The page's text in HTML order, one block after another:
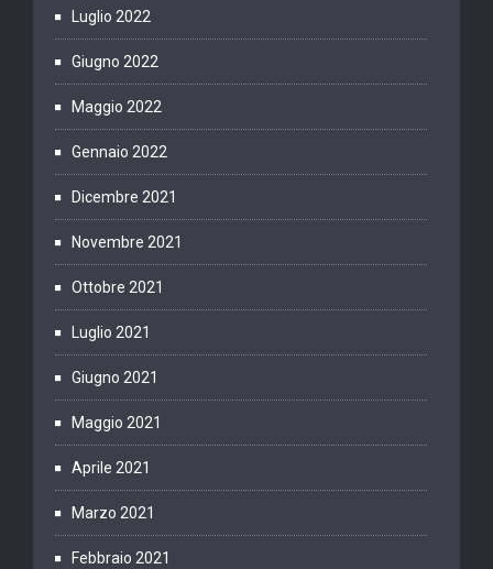
Luglio 2022
Giugno 2022
Maggio 2022
Gennaio 2022
Dicembre 2021
Novembre 2021
Ottobre 2021
Luglio 2021
Giugno 2021
Maggio 2021
Aprile 2021
Marzo 2021
Febbraio 2021